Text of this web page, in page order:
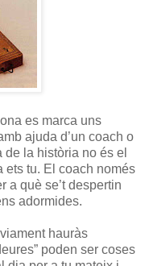
es marca uns
ajuda d’un coach o
la història no és el
ets tu. El coach només
a què se’t despertin
adormides.
hauràs
poden ser coses